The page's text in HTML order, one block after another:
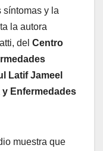
síntomas y la
la autora
del Centro
Latif Jameel
Enfermedades
muestra que